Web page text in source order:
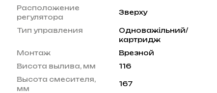
Расположение
регулятора
Зверху
Тип управления
Одноважільний/
картридж
Монтаж
Врезной
Висота вылива, мм
116
Высота смесителя,
мм
167